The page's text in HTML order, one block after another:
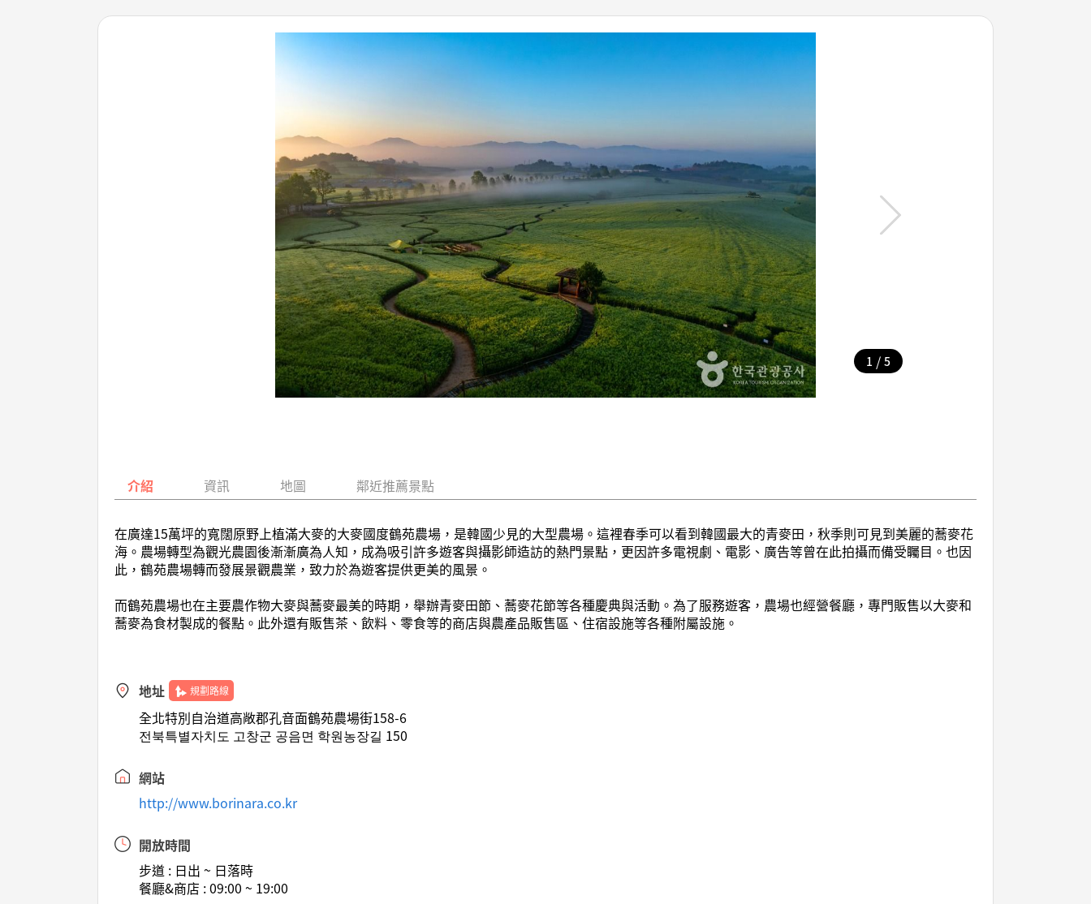
1 / 5
介紹 資訊 地圖 鄰近推薦景點
在廣達15萬坪的寬闊原野上植滿大麥的大麥國度鶴苑農場，是韓國少見的大型農場。這裡春季可以看到韓國最大的青麥田，秋季則可見到美麗的蕎麥花
海。農場轉型為觀光農園後漸漸廣為人知，成為吸引許多遊客與攝影師造訪的熱門景點，更因許多電視劇、電影、廣告等曾在此拍攝而備受矚目。也因
此，鶴苑農場轉而發展景觀農業，致力於為遊客提供更美的風景。
而鶴苑農場也在主要農作物大麥與蕎麥最美的時期，舉辦青麥田節、蕎麥花節等各種慶典與活動。為了服務遊客，農場也經營餐廳，專門販售以大麥和
蕎麥為食材製成的餐點。此外還有販售茶、飲料、零食等的商店與農產品販售區、住宿設施等各種附屬設施。
地址 規劃路線
全北特別自治道高敞郡孔音面鶴苑農場街158-6
전북특별자치도 고창군 공음면 학원농장길 150
網站
http://www.borinara.co.kr
開放時間
步道 : 日出 ~ 日落時
餐廳&商店 : 09:00 ~ 19:00